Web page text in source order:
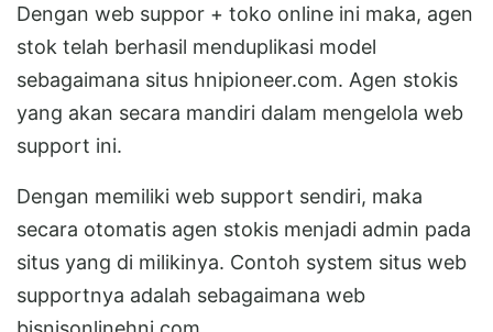
Dengan web suppor + toko online ini maka, agen
stok telah berhasil menduplikasi model
sebagaimana situs hnipioneer.com. Agen stokis
yang akan secara mandiri dalam mengelola web
support ini.
Dengan memiliki web support sendiri, maka
secara otomatis agen stokis menjadi admin pada
situs yang di milikinya. Contoh system situs web
supportnya adalah sebagaimana web